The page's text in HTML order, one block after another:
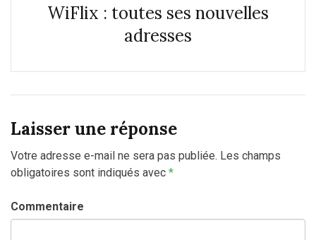
WiFlix : toutes ses nouvelles
adresses
Laisser une réponse
Votre adresse e-mail ne sera pas publiée. Les champs
obligatoires sont indiqués avec *
Commentaire